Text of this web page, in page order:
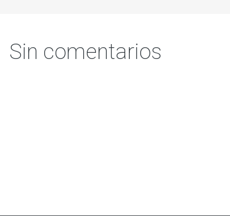
Sin comentarios